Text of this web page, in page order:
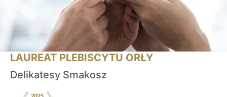
LAUREAT PLEBISCYTU ORŁY
Delikatesy Smakosz